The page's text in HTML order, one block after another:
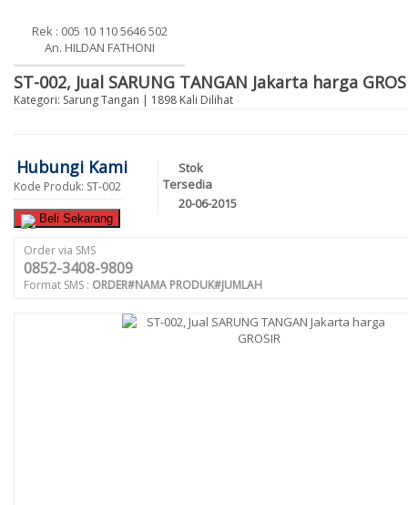
Rek : 005 10 110 5646 502
An. HILDAN FATHONI
ST-002, Jual SARUNG TANGAN Jakarta harga
Kategori: Sarung Tangan | 1898 Kali Dilihat
Hubungi Kami
Kode Produk: ST-002
Stok
Tersedia
20-06-2015
Beli Sekarang
Order via SMS
0852-3408-9809
Format SMS : ORDER#NAMA PRODUK#JUMLAH